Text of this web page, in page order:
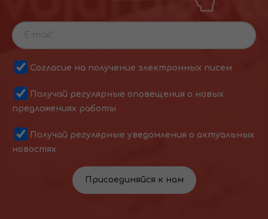
Согласие на получение электронных писем
Получай регулярные оповещения о новых
предложениях работы
Получай регулярные уведомления о актуальных
новостях
Присоединяйся к нам